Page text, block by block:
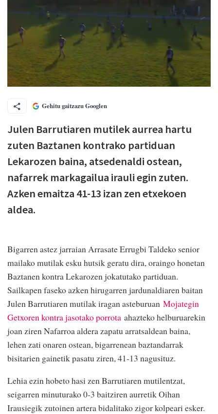
Gehitu gaitzazu Googlen
Julen Barrutiaren mutilek aurrea hartu
zuten Baztanen kontrako partiduan
Lekarozen baina, atsedenaldi ostean,
nafarrek markagailua irauli egin zuten.
Azken emaitza 41-13 izan zen etxekoen
aldea.
Bigarren astez jarraian Arrasate Errugbi Taldeko senior
mailako mutilak esku hutsik geratu dira, oraingo honetan
Baztanen kontra Lekarozen jokatutako partiduan.
Sailkapen faseko azken hirugarren jardunaldiaren baitan
Julen Barrutiaren mutilak iragan asteburuan Mojategin
Getxoren kontra jasotako porrota ahazteko helburuarekin
joan ziren Nafarroa aldera zapatu arratsaldean baina,
lehen zati onaren ostean, bigarrenean baztandarrak
bisitarien gainetik pasatu ziren, 41-13 nagusituz.
Lehia ezin hobeto hasi zen Barrutiaren mutilentzat,
seigarren minuturako 0-3 baitziren aurretik Oihan
Irausiegik zutoinen artera bidalitako zigor kolpeari esker.